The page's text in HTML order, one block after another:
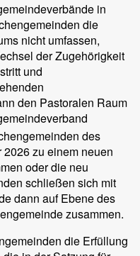
in
die
nicht umfassen,
der Zugehörigkeit
und
den Pastoralen Raum
des
zu einem neuen
oder die neu
schließen sich mit
dann auf Ebene des
zusammen.
die Erfüllung